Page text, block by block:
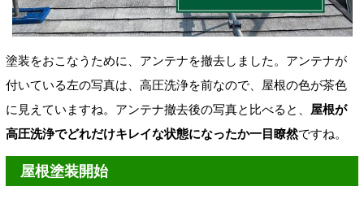
塗装をおこなうために、アンテナを撤去しました。アンテナが
付いている左の写真は、高圧洗浄を前なので、屋根の色が茶色
に見えていますね。アンテナ撤去後の写真と比べると、 屋根が
高圧洗浄でどれだけキレイな状態になったか一目瞭然ですね。
屋根塗装開始